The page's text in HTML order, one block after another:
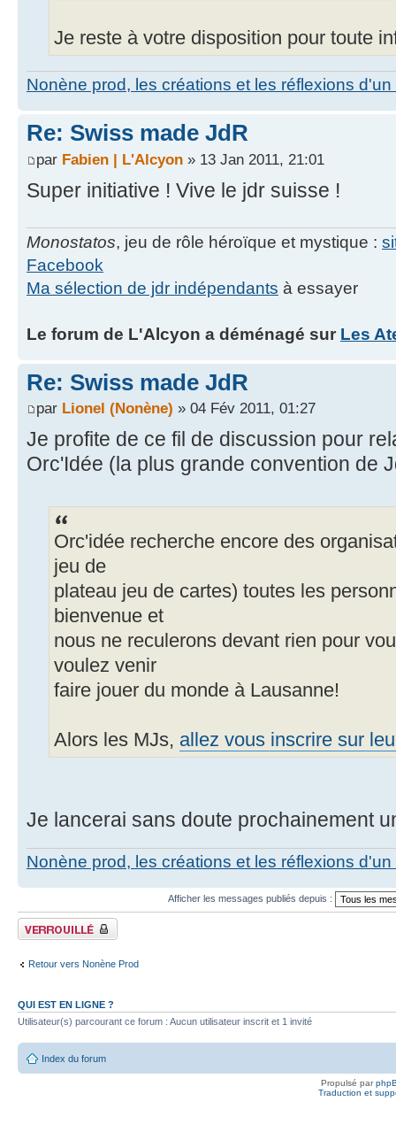
Je reste à votre disposition pour toute
Nonène prod, les créations et les réflexions
Re: Swiss made JdR
par Fabien | L'Alcyon » 13 Jan 2011, 21:01
Super initiative ! Vive le jdr suisse !
Monostatos, jeu de rôle héroïque et mystique :
Facebook
Ma sélection de jdr indépendants à essayer
Le forum de L'Alcyon a déménagé sur Les
Re: Swiss made JdR
par Lionel (Nonène) » 04 Fév 2011, 01:27
Je profite de ce fil de discussion pour
Orc'Idée (la plus grande convention de
Orc'idée recherche encore des
jeu de
plateau jeu de cartes) toutes les
bienvenue et
nous ne reculerons devant rien pour
voulez venir
faire jouer du monde à Lausanne!
Alors les MJs, allez vous inscrire sur
Je lancerai sans doute prochainement
Nonène prod, les créations et les réflexions
Afficher les messages publiés depuis :
Fil verrouillé
Retour vers Nonène Prod
QUI EST EN LIGNE ?
Utilisateur(s) parcourant ce forum : Aucun utilisateur inscrit et 1 invité
Index du forum
Propulsé par
Traduction et